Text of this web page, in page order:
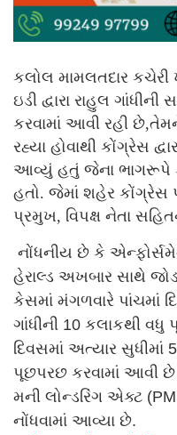
કલોલ મામલતદાર કચેરી
ઇડી દ્વારા રાહુલ
કરવામાં આવી રહી
રહ્યા હોવાથી કોંગ્રેસ
આવ્યું હતું જેના ભાગરૂપે
હતો. જેમાં શહેર કોંગ્રેસ
પ્રમુખ, વિપક્ષ નેતા
નોંધનીય છે કે
હેરાલ્ડ અખબાર સાથે
કેસમાં મંગળવારે પાંચમાં
ગાંધીની 10 કલાકથી વધુ
દિવસમાં અત્યાર
પૂછપરછ કરવામાં આવી
મની લોન્ડરિંગ એક્ટ
નોંધવામાં આવ્યા છે.